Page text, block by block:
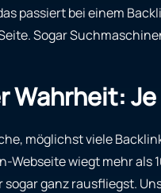
passiert bei einem
Sogar
Wahrheit:
möglichst viele
Webseite wiegt mehr als
ganz rausfliegst.